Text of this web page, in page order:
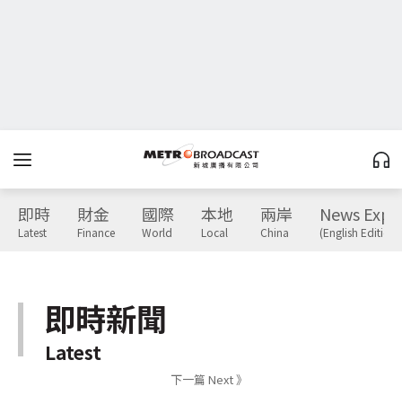
即時
Latest
財金
Finance
國際
World
本地
Local
兩岸
China
News
(English Edition)
即時新聞
Latest
下一篇 Next 》